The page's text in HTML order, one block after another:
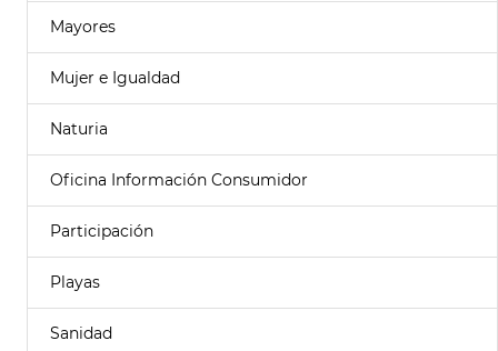
Mayores
Mujer e Igualdad
Naturia
Oficina Información Consumidor
Participación
Playas
Sanidad